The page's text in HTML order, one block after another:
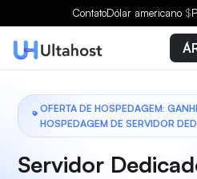
ContatoDólar americano $
OFERTA DE HOSPEDAGEM:
HOSPEDAGEM DE SERVIDOR
Servidor